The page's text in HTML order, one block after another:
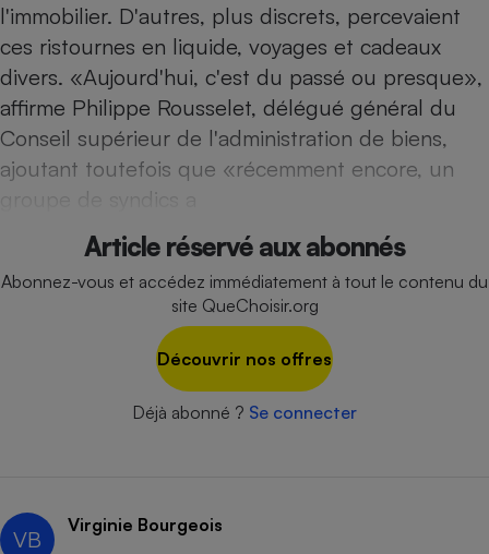
l'immobilier. D'autres, plus discrets, percevaient
ces ristournes en liquide, voyages et cadeaux
divers. «Aujourd'hui, c'est du passé ou presque»,
affirme Philippe Rousselet, délégué général du
Conseil supérieur de l'administration de biens,
ajoutant toutefois que «récemment encore, un
groupe de syndics a
Article réservé aux abonnés
Abonnez-vous et accédez immédiatement à tout le contenu du
site QueChoisir.org
Découvrir nos offres
Déjà abonné ? Se connecter
VB
Virginie Bourgeois
Plaque de cuisson à
induction
Climatiseur -
Ventilateur
Téléphone mobile -
Smartphone
Radiateur électrique
Climatiseur -
Ventilateur